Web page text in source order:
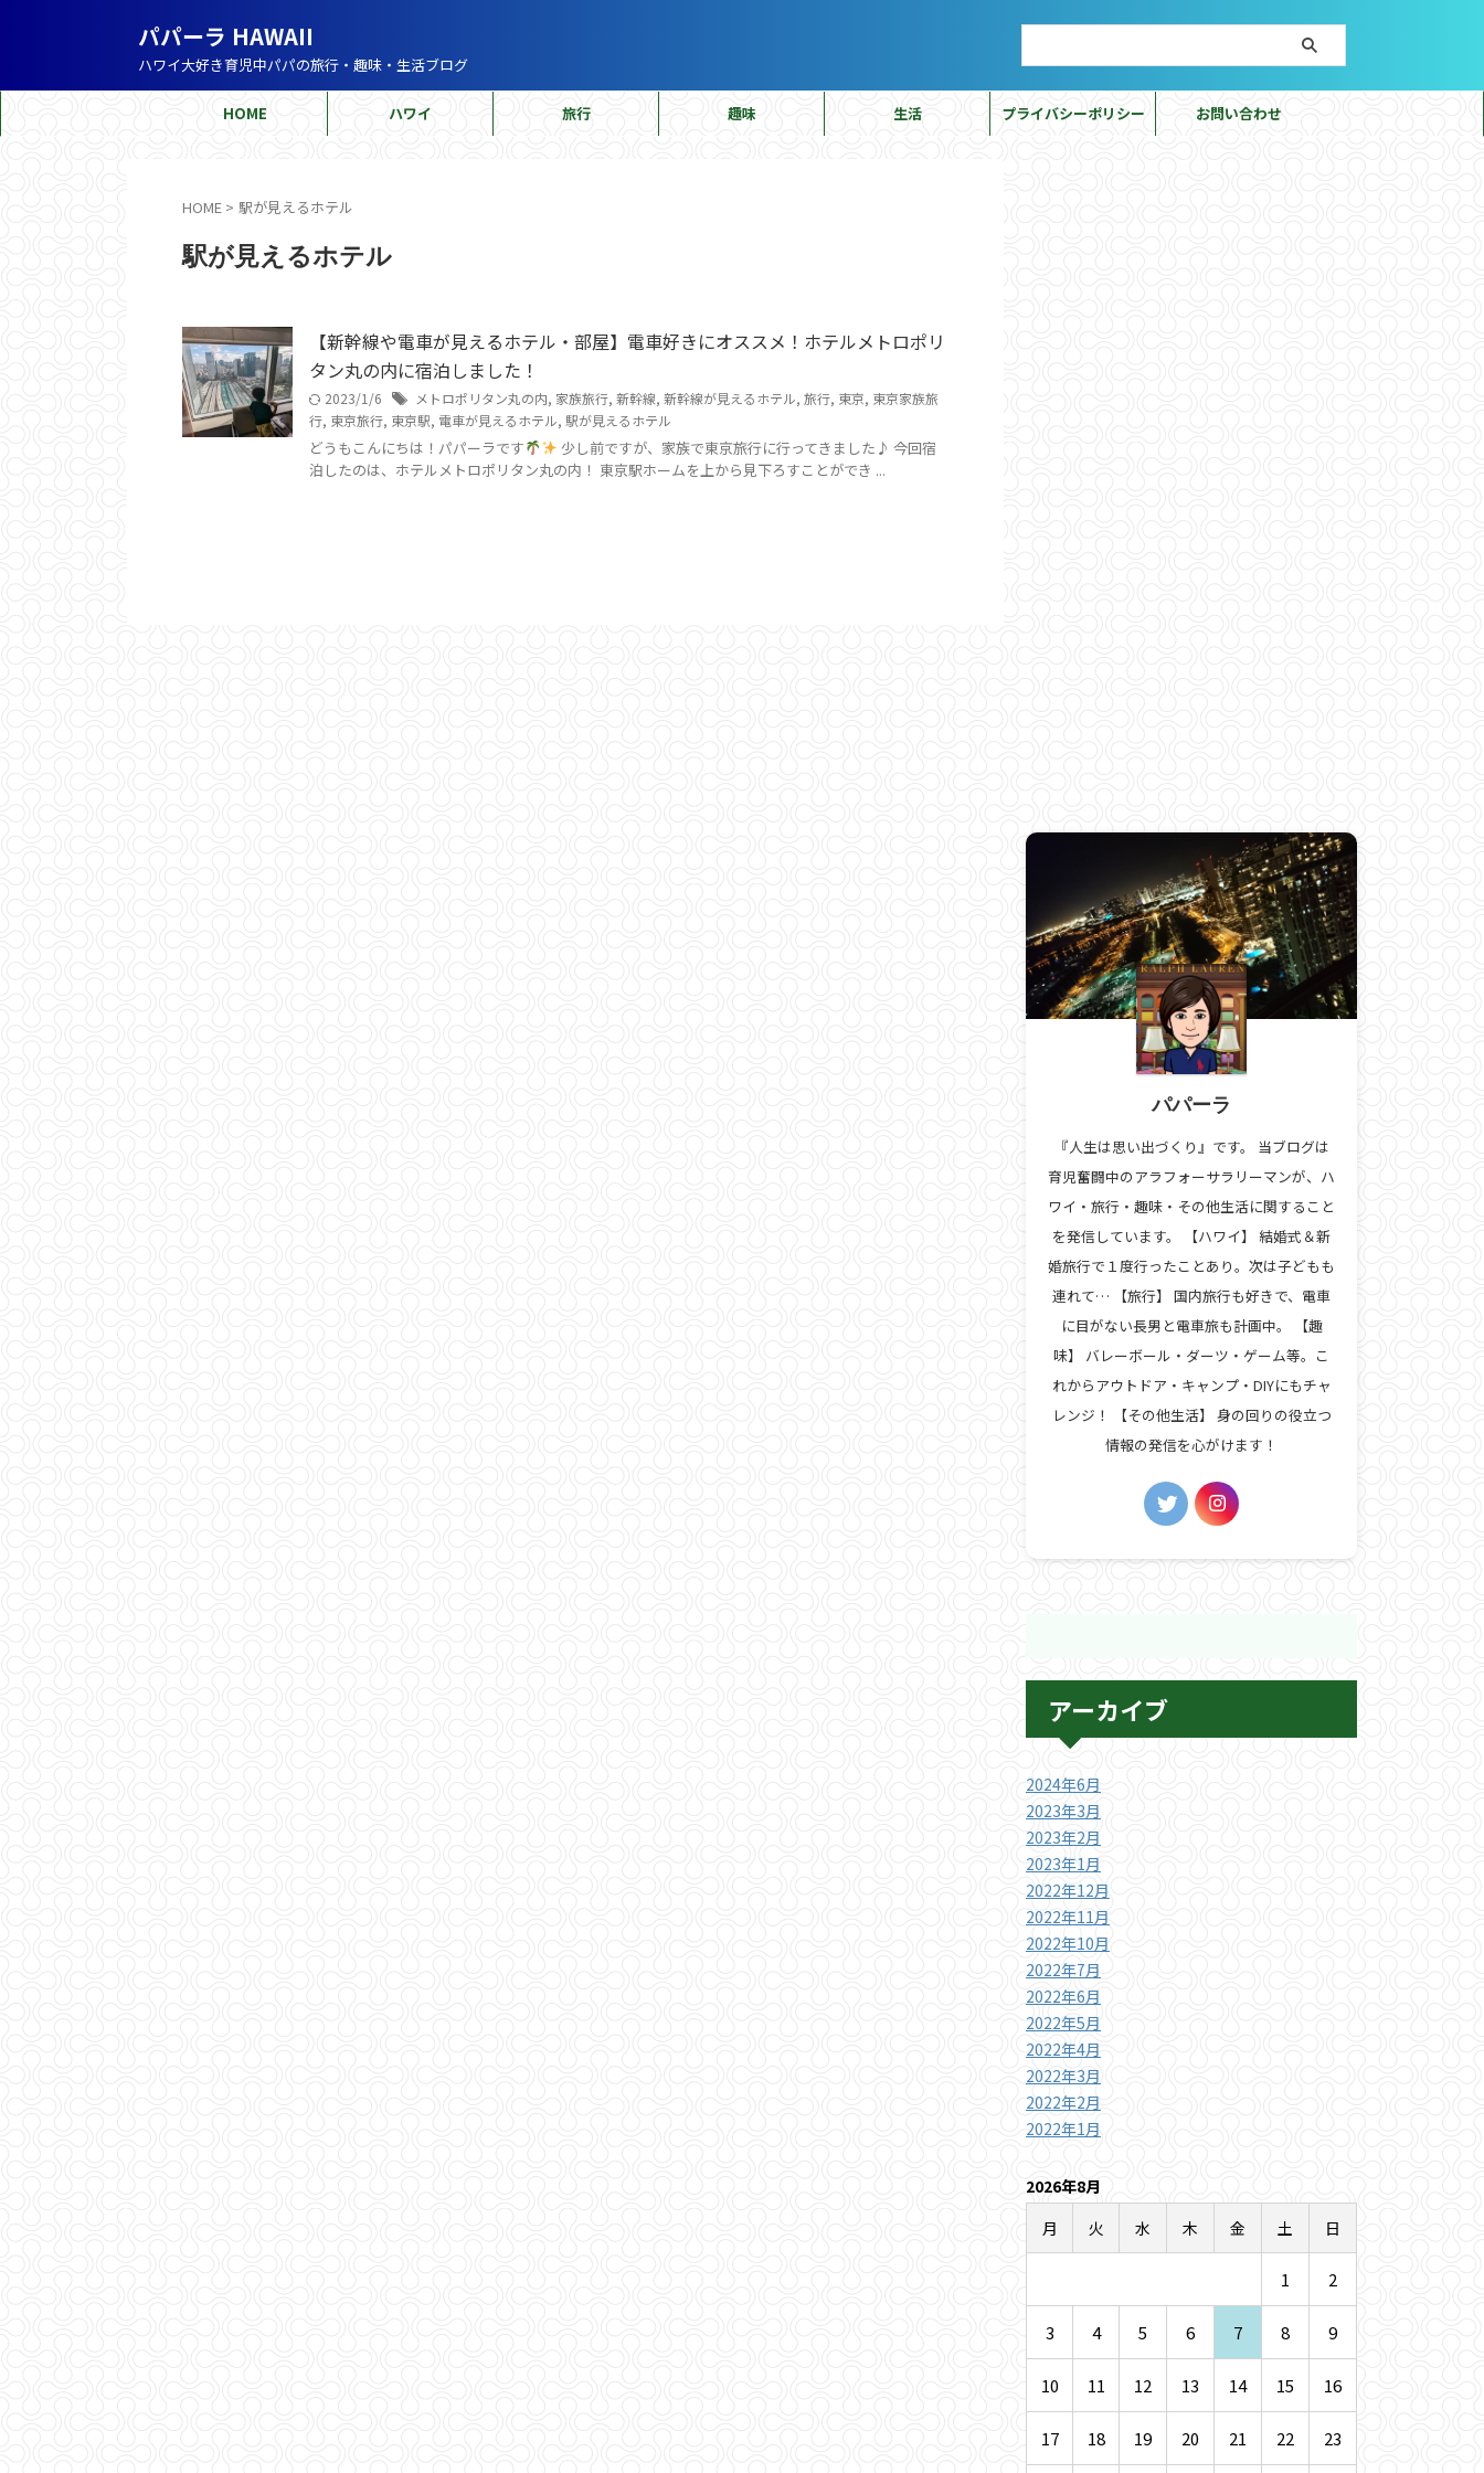
パパーラ HAWAII
ハワイ大好き育児中パパの旅行・趣味・生活ブログ
HOME ハワイ 旅行 趣味 生活 プライバシーポリシー お問い合わせ
HOME > 駅が見えるホテル
駅が見えるホテル
【新幹線や電車が見えるホテル・部屋】電車好きにオススメ！ホテルメトロポリ
タン丸の内に宿泊しました！
2023/1/6 メトロポリタン丸の内, 家族旅行, 新幹線, 新幹線が見えるホテル, 旅行, 東京, 東京家族旅
行, 東京旅行, 東京駅, 電車が見えるホテル, 駅が見えるホテル
どうもこんにちは！パパーラです
少し前ですが、家族で東京旅行に行ってきました♪ 今回宿
泊したのは、ホテルメトロポリタン丸の内！ 東京駅ホームを上から見下ろすことができ ...
パパーラ
『人生は思い出づくり』です。 当ブログは
育児奮闘中のアラフォーサラリーマンが、ハ
ワイ・旅行・趣味・その他生活に関すること
を発信しています。 【ハワイ】 結婚式＆新
婚旅行で１度行ったことあり。次は子どもも
連れて… 【旅行】 国内旅行も好きで、電車
に目がない長男と電車旅も計画中。 【趣
味】 バレーボール・ダーツ・ゲーム等。こ
れからアウトドア・キャンプ・DIYにもチャ
レンジ！ 【その他生活】 身の回りの役立つ
情報の発信を心がけます！
アーカイブ
2024年6月
2023年3月
2023年2月
2023年1月
2022年12月
2022年11月
2022年10月
2022年7月
2022年6月
2022年5月
2022年4月
2022年3月
2022年2月
2022年1月
2026年8月
月
火 水 木 金 土 日
1 2
3 4 5 6 7 8 9
10 11 12 13 14 15 16
17 18 19 20 21 22 23